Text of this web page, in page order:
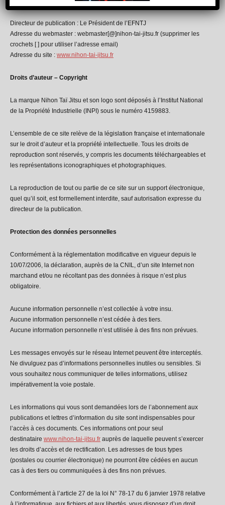
Directeur de publication : Le Président de l’EFNTJ
Adresse du webmaster : webmaster[@]nihon-tai-jitsu.fr (supprimer les
crochets [ ] pour utiliser l’adresse email)
Adresse du site : www.nihon-tai-jitsu.fr
Droits d’auteur – Copyright
La marque Nihon Taï Jitsu et son logo sont déposés à l’Institut National
de la Propriété Industrielle (INPI) sous le numéro 4159883.
L’ensemble de ce site relève de la législation française et internationale
sur le droit d’auteur et la propriété intellectuelle. Tous les droits de
reproduction sont réservés, y compris les documents téléchargeables et
les représentations iconographiques et photographiques.
La reproduction de tout ou partie de ce site sur un support électronique,
quel qu’il soit, est formellement interdite, sauf autorisation expresse du
directeur de la publication.
Protection des données personnelles
Conformément à la réglementation modificative en vigueur depuis le
10/07/2006, la déclaration, auprès de la CNIL, d’un site Internet non
marchand et/ou ne récoltant pas des données à risque n’est plus
obligatoire.
Aucune information personnelle n’est collectée à votre insu.
Aucune information personnelle n’est cédée à des tiers.
Aucune information personnelle n’est utilisée à des fins non prévues.
Les messages envoyés sur le réseau Internet peuvent être interceptés.
Ne divulguez pas d’informations personnelles inutiles ou sensibles. Si
vous souhaitez nous communiquer de telles informations, utilisez
impérativement la voie postale.
Les informations qui vous sont demandées lors de l’abonnement aux
publications et lettres d’information du site sont indispensables pour
l’accès à ces documents. Ces informations ont pour seul
destinataire www.nihon-tai-jitsu.fr auprès de laquelle peuvent s’exercer
les droits d’accès et de rectification. Les adresses de tous types
(postales ou courrier électronique) ne pourront être cédées en aucun
cas à des tiers ou communiquées à des fins non prévues.
Conformément à l’article 27 de la loi N° 78-17 du 6 janvier 1978 relative